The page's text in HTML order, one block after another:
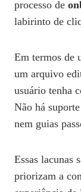
processo de
labirinto de
Em termos de
um arquivo
usuário tenha
Não há
nem guias
Essas lacunas
priorizam a